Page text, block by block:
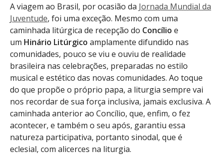
A viagem ao Brasil, por ocasião da Jornada Mundial da
Juventude, foi uma exceção. Mesmo com uma
caminhada litúrgica de recepção do Concílio e
um Hinário Litúrgico amplamente difundido nas
comunidades, pouco se viu e ouviu de realidade
brasileira nas celebrações, preparadas no estilo
musical e estético das novas comunidades. Ao toque
do que propõe o próprio papa, a liturgia sempre vai
nos recordar de sua força inclusiva, jamais exclusiva. A
caminhada anterior ao Concílio, que, enfim, o fez
acontecer, e também o seu após, garantiu essa
natureza participativa, portanto sinodal, que é
eclesial, com alicerces na liturgia.